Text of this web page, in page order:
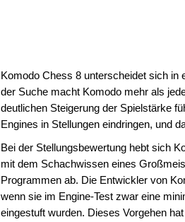
Komodo Chess 8 unterscheidet sich in
der Suche macht Komodo mehr als
deutlichen Steigerung der Spielstärke
Engines in Stellungen eindringen, und
Bei der Stellungsbewertung hebt sich
mit dem Schachwissen eines
Programmen ab. Die Entwickler von
wenn sie im Engine-Test zwar eine
eingestuft wurden. Dieses Vorgehen